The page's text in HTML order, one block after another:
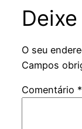
O seu
Campos
Comentário *